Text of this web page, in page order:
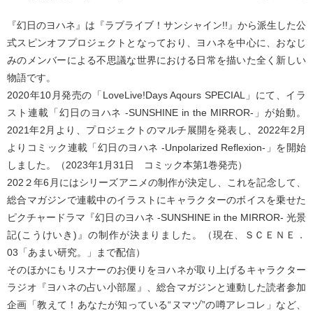
『幻日のヨハネ』は『ラブライブ！サンシャイン!!』から派生した公
式スピンオフプロジェクトとなっており、ヨハネを中心に、おなじ
みのメンバーによる不思議な世界における日常を描いた全く新しい
物語です。
2020年10月発売の「LoveLive!Days Aqours SPECIAL」にて、イラ
スト連載「幻日のヨハネ -SUNSHINE in the MIRROR-」が始動。
2021年2月より、プロジェクトのマルチ展開を発表し、2022年2月
よりコミック連載「幻日のヨハネ -Unpolarized Reflexion-」を開始
しました。（2023年1月31日 コミック本第1巻発売）
202２年6月にはシリーズアニメの制作が決定し、これを記念して、
総合マガジンで連載中のイラストにキャラクターのボイスを乗せた
ピクチャードラマ『幻日のヨハネ -SUNSHINE in the MIRROR- 光景
記(こうけいき)』の制作が決まりました。（現在、ＳＣＥＮＥ．
03「あまい研究。」まで配信）
そのほかにもリスナーのお便りをヨハネが取り上げるキャラクター
ラジオ『ヨハネの占い小部屋』、総合マガジンと連動した読者参加
企画「教えて！あなたが知っている“ヌマヅ”の噂アレコレ」など、